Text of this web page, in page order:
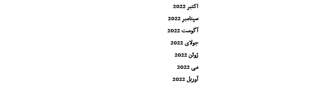
اکتبر 2022
سپتامبر 2022
آگوست 2022
جولای 2022
ژوئن 2022
می 2022
آوریل 2022